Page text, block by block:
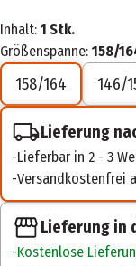
Inhalt: 1 Stk.
Größenspanne: 158/
158/164 146/
Lieferung
Lieferbar in 2 - 3
Versandkostenfrei
Lieferung in
Kostenlose